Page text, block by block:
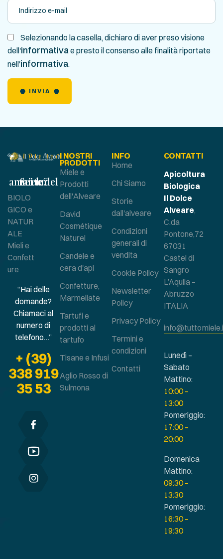
Selezionando la casella, dichiaro di aver preso visione
dell'informativae presto il consenso alle finalità riportate
nell'informativa.
INVIA
I NOSTRI
PRODOTTI
Miele e
Prodotti
dell'Alveare
David
Cosmétique
Naturel
Candele e
cera d'api
Confetture,
Marmellate
Tartufi e
prodotti al
tartufo
Tisane e Infusi
Aglio Rosso di
Sulmona
INFO
Home
Chi Siamo
Storie
dall'alveare
Condizioni
generali di
vendita
Cookie Policy
Newsletter
Policy
Privacy Policy
Termini e
condizioni
Contatti
Sei un amante del miele?
BIOLO
GICO e
NATUR
ALE
Mieli e
Confett
ure
“Hai delle
domande?
Chiamaci al
numero di
telefono…”
+ (39)
338 919
35 53
CONTATTI
Apicoltura
Biologica
Il Dolce
Alveare,
C.da
Pontone,72
67031
Castel di
Sangro
L’Aquila –
Abruzzo
ITALIA
Lunedì –
Sabato
Mattino:
10:00 –
13:00
Pomeriggio:
17:00 –
20:00
Domenica
Mattino:
09:30 –
13:30
Pomeriggio:
16:30 –
19:30